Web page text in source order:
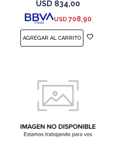
44800 - CL46 - 1.1 V - sin
búfer - no ECC
USD 834,00
USD 708,90